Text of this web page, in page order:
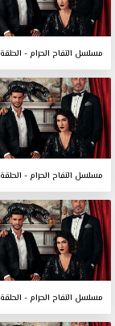
مسلسل التفاح الحرام - الحلقة 9
مسلسل التفاح الحرام - الحلقة 7
مسلسل التفاح الحرام - الحلقة 5